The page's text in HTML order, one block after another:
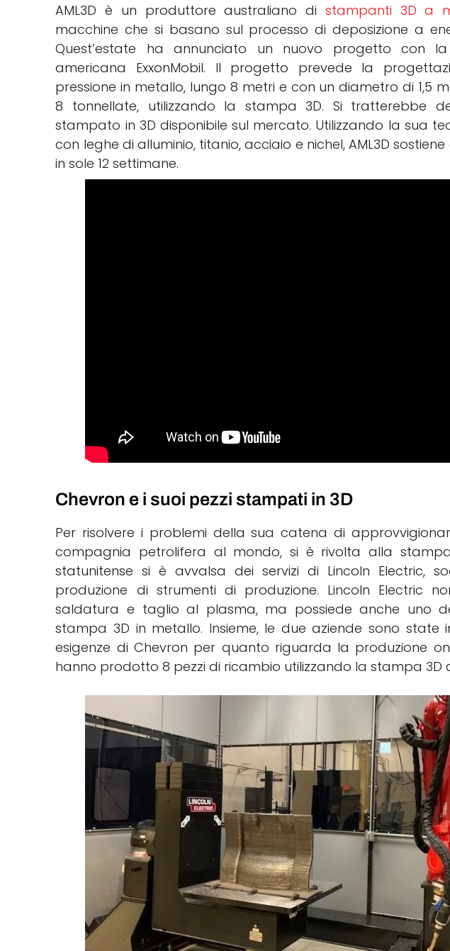
AML3D è un produttore australiano di stampanti 3D a
macchine che si basano sul processo di deposizione a
Quest’estate ha annunciato un nuovo progetto con
americana ExxonMobil. Il progetto prevede la
pressione in metallo, lungo 8 metri e con un diametro di 1,5
8 tonnellate, utilizzando la stampa 3D. Si tratterebbe
stampato in 3D disponibile sul mercato. Utilizzando la sua
con leghe di alluminio, titanio, acciaio e nichel, AML3D
in sole 12 settimane.
Chevron e i suoi pezzi stampati in 3D
Per risolvere i problemi della sua catena di
compagnia petrolifera al mondo, si è rivolta alla stampa
statunitense si è avvalsa dei servizi di Lincoln Electric,
produzione di strumenti di produzione. Lincoln Electric
saldatura e taglio al plasma, ma possiede anche uno
stampa 3D in metallo. Insieme, le due aziende sono
esigenze di Chevron per quanto riguarda la produzione
hanno prodotto 8 pezzi di ricambio utilizzando la stampa 3D